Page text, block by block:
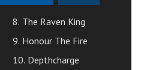
8. The Raven King
9. Honour The Fire
10. Depthcharge